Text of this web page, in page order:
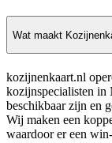
Wat maakt
kozijnenkaart.nl
kozijnspecialisten in
beschikbaar zijn en
Wij maken een
waardoor er een